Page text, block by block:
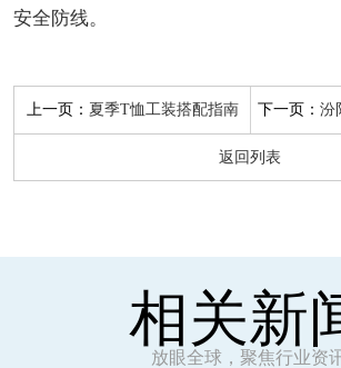
安全防线。
上一页： 夏季T恤工装搭配指南 下一页：汾
返回列表
相关新
放眼全球，聚焦行业资